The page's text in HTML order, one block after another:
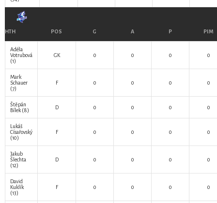
HTH POS G A P PIM
Adéla
Votrubová
(1)
GK 0 0 0 0
Mark
Schauer
(7)
F 0 0 0 0
Štěpán
Bílek (8) D 0 0 0 0
Lukáš
Císařovský
(10)
F 0 0 0 0
Jakub
Šlechta
(12)
D 0 0 0 0
David
Kuklík
(13)
F 0 0 0 0